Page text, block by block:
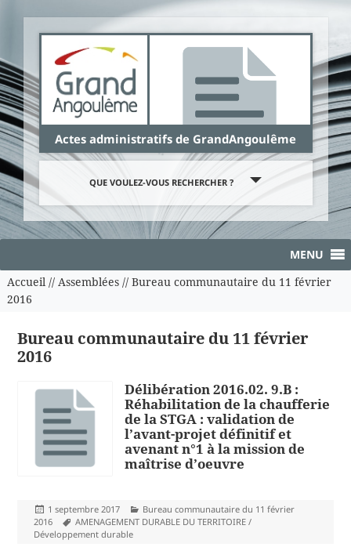
Actes administratifs de GrandAngoulême
QUE VOULEZ-VOUS RECHERCHER ?
MENU
Accueil// Assemblées// Bureau communautaire du 11 février
2016
Bureau communautaire du 11 février
2016
Délibération 2016.02. 9.B :
Réhabilitation de la chaufferie
de la STGA : validation de
l’avant-projet définitif et
avenant n°1 à la mission de
maîtrise d’oeuvre
Publié
le
1 septembre 2017 Catégories
Bureau communautaire du 11 février
2016
Mots-
clés
AMENAGEMENT DURABLE DU TERRITOIRE /
Développement durable
Panneau de gestion des cookies